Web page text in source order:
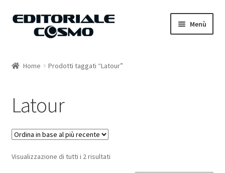
Vai
Vai
Menù
Carrello
Il mio account
Home Prodotti taggati “Latour”
Latour
Visualizzazione di tutti i 2 risultati